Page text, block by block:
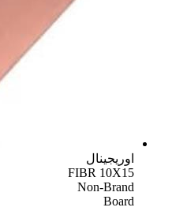
اوریجینال
FIBR 10X15
Non-Brand
Board